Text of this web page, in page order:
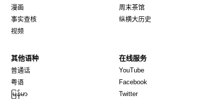
漫画
事实查核
视频
周末茶馆
纵横大历史
其他语种
普通话
粤语
မြန်မာ
在线服务
YouTube
Facebook
TwitterOpens in new window